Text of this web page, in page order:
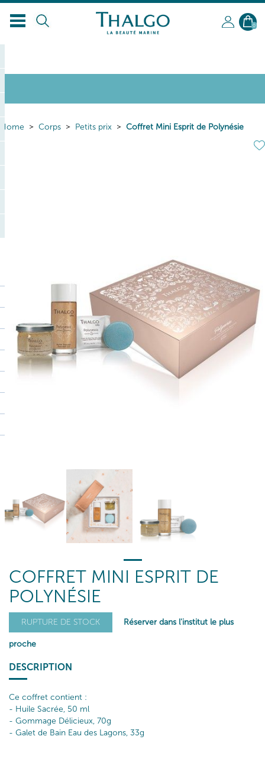
0
Home Corps Petits prix Coffret Mini Esprit de Polynésie
COFFRET MINI ESPRIT DE
POLYNÉSIE
RUPTURE DE STOCK Réserver dans l'institut le plus
proche
DESCRIPTION
Ce coffret contient :
- Huile Sacrée, 50 ml
- Gommage Délicieux, 70g
- Galet de Bain Eau des Lagons, 33g